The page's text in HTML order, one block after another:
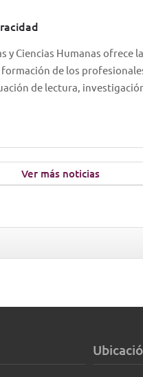
y Ciencias Humanas
de los
de lectura,
Ver más noticias